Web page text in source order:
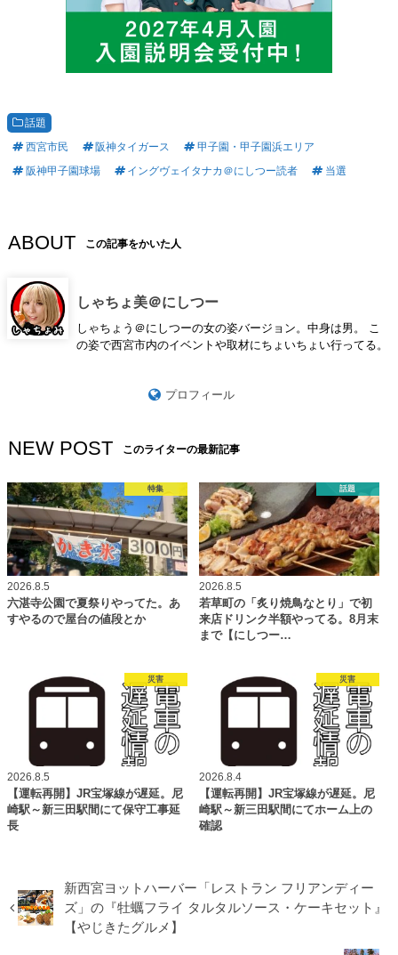
話題
西宮市民
阪神タイガース
甲子園・甲子園浜エリア
阪神甲子園球場
イングヴェイタナカ＠にしつー読者 当選
ABOUT この記事をかいた人
しゃちょ美＠にしつー
しゃちょう＠にしつーの女の姿バージョン。中身は男。 こ
の姿で西宮市内のイベントや取材にちょいちょい行ってる。
プロフィール
NEW POST このライターの最新記事
特集
2026.8.5
六湛寺公園で夏祭りやってた。あ
すやるので屋台の値段とか
話題
2026.8.5
若草町の「炙り焼鳥なとり」で初
来店ドリンク半額やってる。8月末
まで【にしつー…
災害
2026.8.5
【運転再開】JR宝塚線が遅延。尼
崎駅～新三田駅間にて保守工事延
長
災害
2026.8.4
【運転再開】JR宝塚線が遅延。尼
崎駅～新三田駅間にてホーム上の
確認
新西宮ヨットハーバー「レストラン フリアンディー
ズ」の『牡蠣フライ タルタルソース・ケーキセット』
【やじきたグルメ】